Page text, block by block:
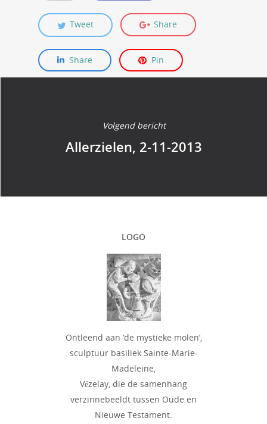
Tweet Share
Share Pin
Volgend bericht
Allerzielen, 2-11-2013
LOGO
Ontleend aan ‘de mystieke molen’,
sculptuur basiliek Sainte-Marie-
Madeleine,
Vézelay, die de samenhang
verzinnebeeldt tussen Oude en
Nieuwe Testament.